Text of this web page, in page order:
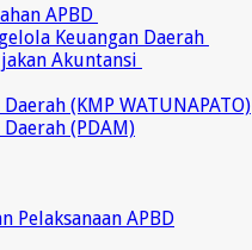
APBD
Keuangan Daerah
Akuntansi
(KMP WATUNAPATO)
(PDAM)
Pelaksanaan APBD